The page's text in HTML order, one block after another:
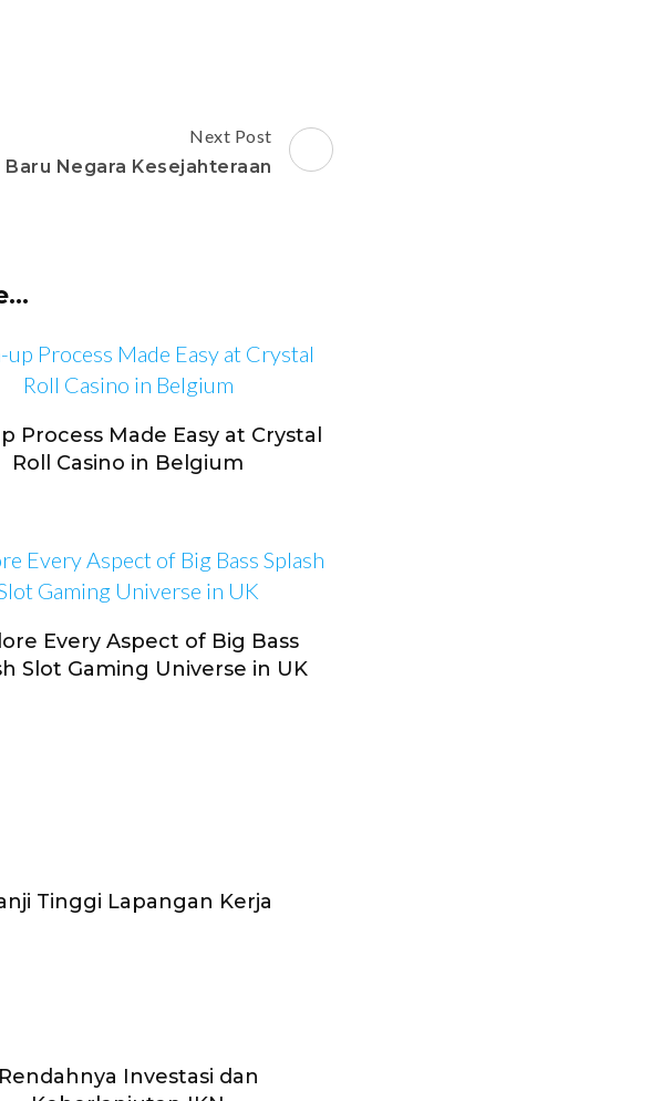
Next Post
Baru Negara Kesejahteraan
Process Made Easy at Crystal
Roll Casino in Belgium
Every Aspect of Big Bass
Slot Gaming Universe in UK
Tinggi Lapangan Kerja
Rendahnya Investasi dan